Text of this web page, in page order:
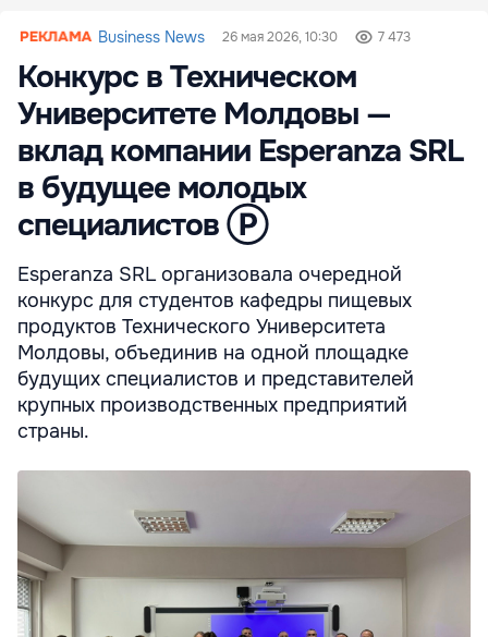
Business News 26 мая 2026, 10:30 7 473
Конкурс в Техническом
Университете Молдовы —
вклад компании Esperanza SRL
в будущее молодых
специалистов Ⓟ
Esperanza SRL организовала очередной
конкурс для студентов кафедры пищевых
продуктов Технического Университета
Молдовы, объединив на одной площадке
будущих специалистов и представителей
крупных производственных предприятий
страны.